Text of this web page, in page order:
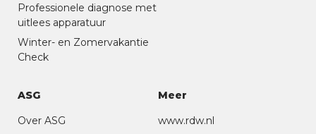
Professionele diagnose met
uitlees apparatuur
Winter- en Zomervakantie
Check
ASG
Over ASG
Meer
www.rdw.nl